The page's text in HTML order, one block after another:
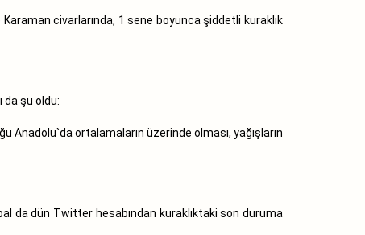
civarlarında, 1 sene boyunca şiddetli kuraklık
da şu oldu:
Anadolu`da ortalamaların üzerinde olması, yağışların
da dün Twitter hesabından kuraklıktaki son duruma